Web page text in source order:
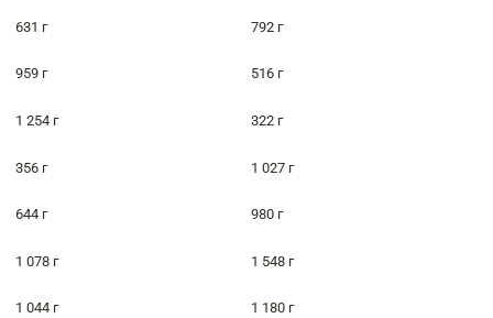
631 г 792 г
959 г 516 г
1 254 г 322 г
356 г 1 027 г
644 г 980 г
1 078 г 1 548 г
1 044 г 1 180 г